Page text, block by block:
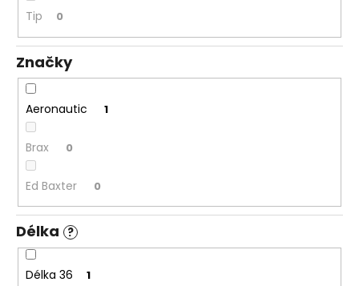
Tip 0
Značky
Aeronautic 1
Brax 0
Ed Baxter 0
Délka ?
Délka 36 1
j
e
m
PÁNSKÉ
ŠEDÉ
KALHOTY
BRAX
CHUCK
SILVER,
PRODLOUŽENÉ
2
399
Kč